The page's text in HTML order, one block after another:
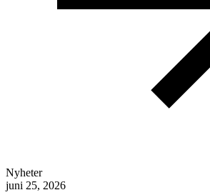
Nyheter
juni 25, 2026